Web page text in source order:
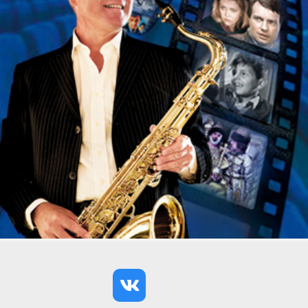
на концерт или в театр? Неплохой выбор, но у нас
есть вариант лучше:подарочная карта ДТЗК- это
идеальный подарок к любому празднику. Подарите
радость и свободу выбора!